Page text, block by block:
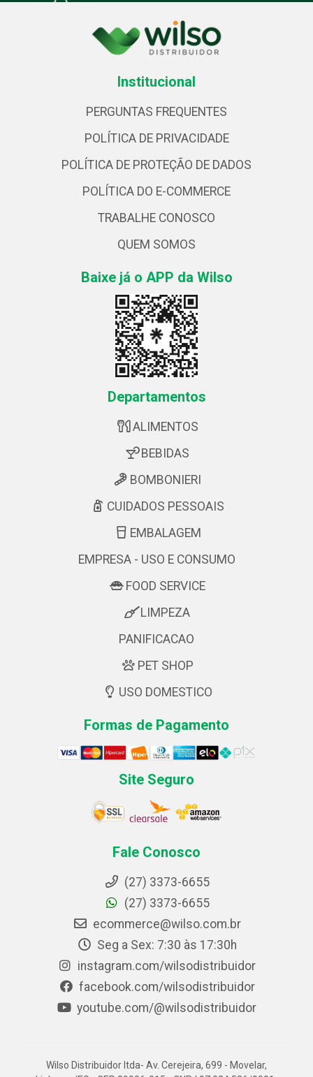
Institucional
PERGUNTAS FREQUENTES
POLÍTICA DE PRIVACIDADE
POLÍTICA DE PROTEÇÃO DE DADOS
POLÍTICA DO E-COMMERCE
TRABALHE CONOSCO
QUEM SOMOS
Baixe já o APP da Wilso
Departamentos
ALIMENTOS
BEBIDAS
BOMBONIERI
CUIDADOS PESSOAIS
EMBALAGEM
EMPRESA - USO E CONSUMO
FOOD SERVICE
LIMPEZA
PANIFICACAO
PET SHOP
USO DOMESTICO
Formas de Pagamento
Site Seguro
Fale Conosco
(27) 3373-6655
(27) 3373-6655
ecommerce@wilso.com.br
Seg a Sex: 7:30 às 17:30h
instagram.com/wilsodistribuidor
facebook.com/wilsodistribuidor
youtube.com/@wilsodistribuidor
Wilso Distribuidor ltda- Av. Cerejeira, 699 - Movelar,